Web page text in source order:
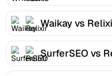
Waikay vs
SurferSEO vs